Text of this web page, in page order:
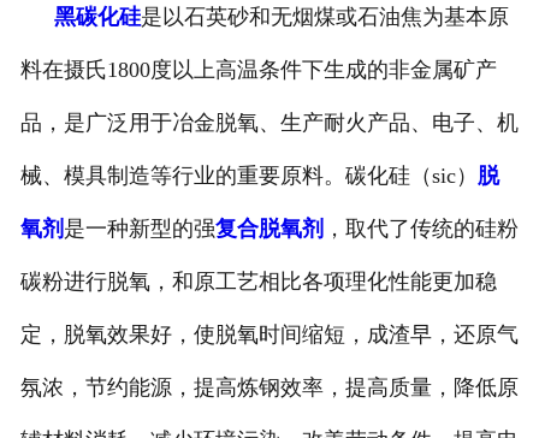
黑碳化硅是以石英砂和无烟煤或石油焦为基本原
料在摄氏1800度以上高温条件下生成的非金属矿产
品，是广泛用于冶金脱氧、生产耐火产品、电子、机
械、模具制造等行业的重要原料。碳化硅（sic） 脱
氧剂 是一种新型的强复合脱氧剂 ，取代了传统的硅粉
碳粉进行脱氧，和原工艺相比各项理化性能更加稳
定，脱氧效果好，使脱氧时间缩短，成渣早，还原气
氛浓，节约能源，提高炼钢效率，提高质量，降低原